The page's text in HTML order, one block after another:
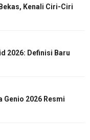
Kenali Ciri-Ciri
2026: Definisi Baru
Genio 2026 Resmi